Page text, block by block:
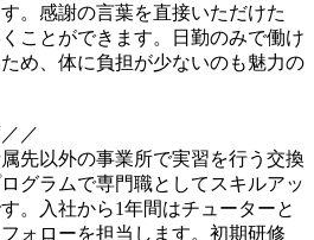
。感謝の言葉を直接いただけた
ことができます。日勤のみで働け
め、体に負担が少ないのも魅力の
／
先以外の事業所で実習を行う交換
グラムで専門職としてスキルアッ
。入社から1年間はチューターと
ォローを担当します。初期研修